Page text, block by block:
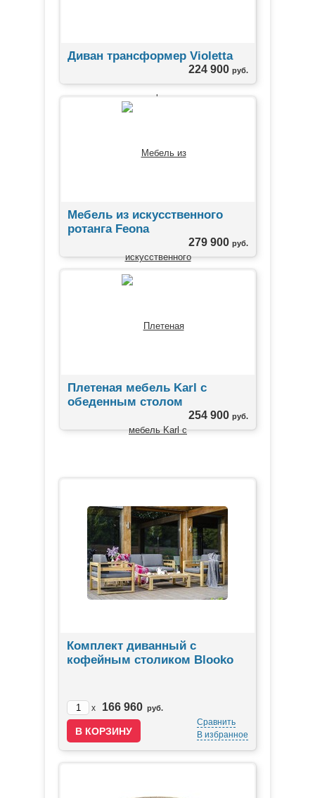
Диван трансформер Violetta
224 900 руб.
Мебель из искусственного
ротанга Feona
279 900 руб.
Плетеная мебель Karl с
обеденным столом
254 900 руб.
Комплект диванный с
кофейным столиком Blooko
x 166 960 руб.
Сравнить
В избранное